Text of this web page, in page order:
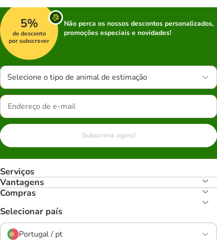
5%
de desconto
por subscrever
Não perca os nossos descontos personalizados,
promoções especiais e novidades!
Selecione o tipo de animal de estimação
Subscreva agora!
Serviços
Vantagens
Compras
Selecionar país
Portugal / pt